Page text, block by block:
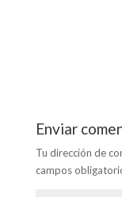
Enviar
Tu dirección de
campos